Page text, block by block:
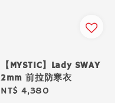
【MYSTIC】Lady SWAY
2mm 前拉防寒衣
Regular
NT$ 4,380